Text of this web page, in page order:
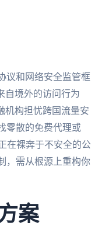
议和网络安全监管框
自境外的访问行为
构担忧跨国流量安
零散的免费代理或
在裸奔于不安全的公
，需从根源上重构你
案